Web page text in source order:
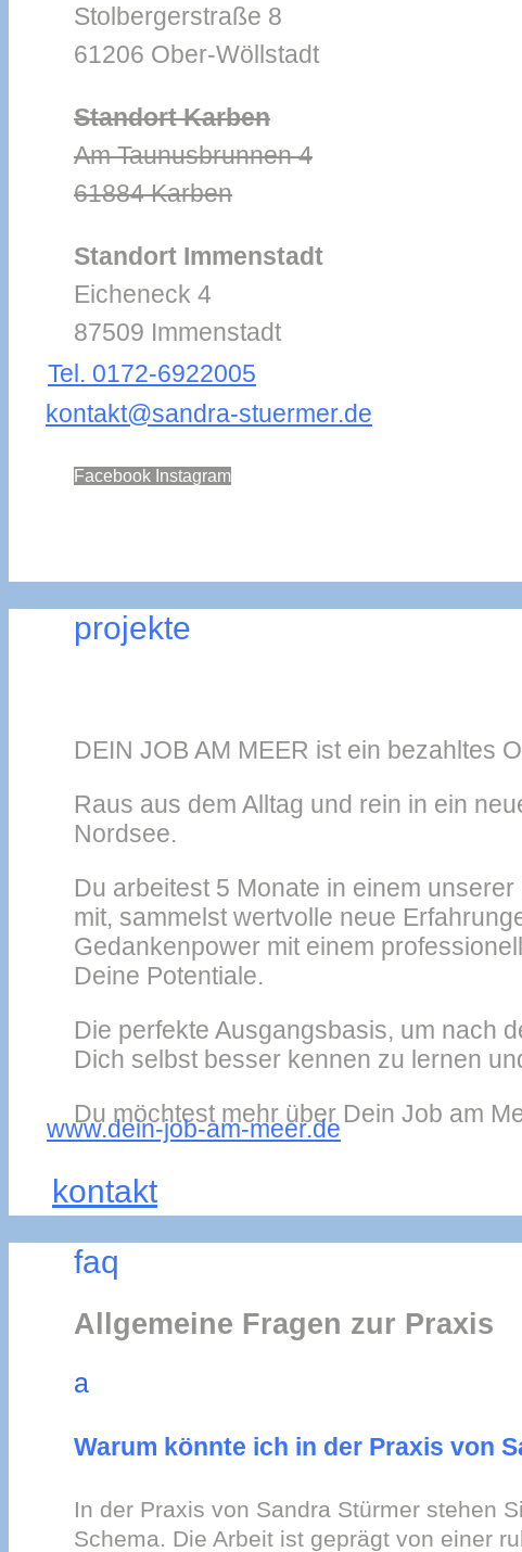
Stolbergerstraße 8
61206 Ober-Wöllstadt
Standort Karben
Am Taunusbrunnen 4
61884 Karben
Standort Immenstadt
Eicheneck 4
87509 Immenstadt
Tel. 0172-6922005
kontakt@sandra-stuermer.de
Facebook Instagram
projekte
DEIN JOB AM MEER ist ein bezahltes
Raus aus dem Alltag und rein in ein
Nordsee.
Du arbeitest 5 Monate in einem
mit, sammelst wertvolle neue
Gedankenpower mit einem
Deine Potentiale.
Die perfekte Ausgangsbasis, um nach
Dich selbst besser kennen zu lernen
Du möchtest mehr über Dein Job am
www.dein-job-am-meer.de
kontakt
faq
Allgemeine Fragen zur Praxis
a
Warum könnte ich in der Praxis von
In der Praxis von Sandra Stürmer stehen
Schema. Die Arbeit ist geprägt von einer